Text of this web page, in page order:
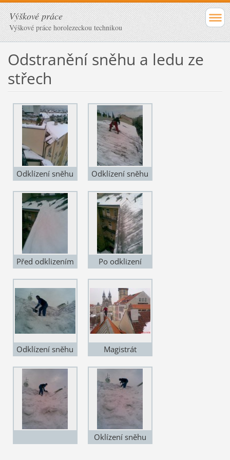
Výškové práce
Výškové práce horolezeckou technikou
Odstranění sněhu a ledu ze
střech
Odklízení sněhu Odklízení sněhu
Před odklizením Po odklizení
Odklízení sněhu Magistrát
Oklízení sněhu